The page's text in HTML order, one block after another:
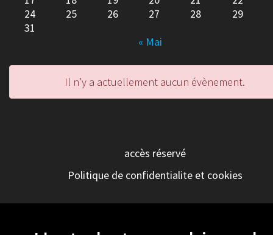
24
25 26 27 28
29
31
« Mai
Il n’y a actuellement aucun évènement.
accès réservé
Politique de confidentialite et cookies